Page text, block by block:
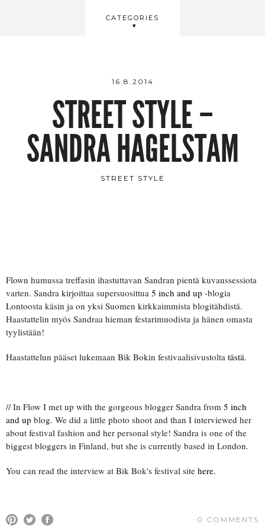
CATEGORIES
BEAUTY
16.8.2014
STREET STYLE –
SANDRA HAGELSTAM
STREET STYLE
Flown humussa treffasin ihastuttavan Sandran pientä kuvaussessiota
varten. Sandra kirjoittaa supersuosittua 5 inch and up -blogia
Lontoosta käsin ja on yksi Suomen kirkkaimmista blogitähdistä.
Haastattelin myös Sandraa hieman festarimuodista ja hänen omasta
tyylistään!
Haastattelun pääset lukemaan Bik Bokin festivaalisivustolta tästä.
// In Flow I met up with the gorgeous blogger Sandra from 5 inch
and up blog. We did a little photo shoot and than I interviewed her
about festival fashion and her personal style! Sandra is one of the
biggest bloggers in Finland, but she is currently based in London.
You can read the interview at Bik Bok's festival site here.
0 COMMENTS